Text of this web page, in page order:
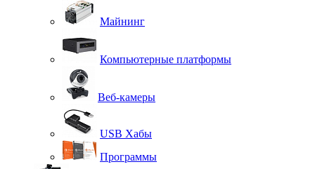
Майнинг
Компьютерные платформы
Веб-камеры
USB Хабы
Программы